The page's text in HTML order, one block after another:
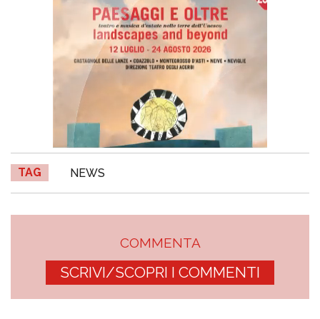
TAG NEWS
COMMENTA
SCRIVI/SCOPRI I COMMENTI